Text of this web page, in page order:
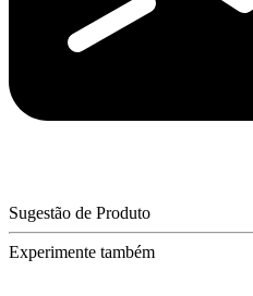
Sugestão de Produto
Experimente também